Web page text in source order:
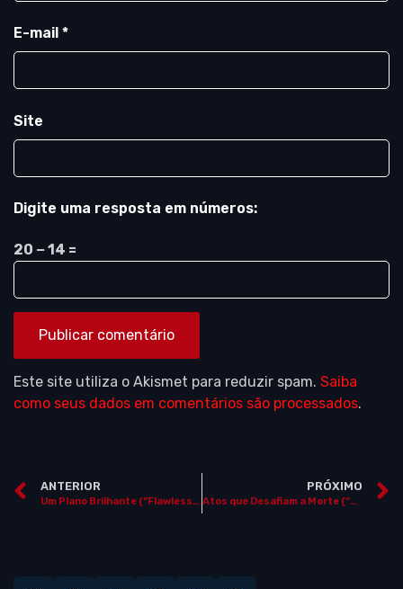
E-mail *
Site
Digite uma resposta em números:
20 − 14 =
Este site utiliza o Akismet para reduzir spam. Saiba
como seus dados em comentários são processados.
ANTERIOR
Um Plano Brilhante (“Flawless”, Inglaterra / Luxemburgo, 2007) ***NOS CINEMAS***
PRÓXIMO
Atos que Desafiam a Morte (“Death Defying Acts”, Inglaterra / Austrália, 2007) ***NOS CINEMAS***